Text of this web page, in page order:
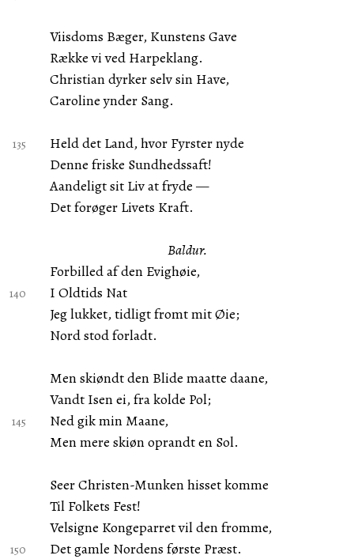
Viisdoms Bæger, Kunstens Gave
Række vi ved Harpeklang.
Christian dyrker selv sin Have,
Caroline ynder Sang.
Held det Land, hvor Fyrster nyde
Denne friske Sundhedssaft!
Aandeligt sit Liv at fryde —
Det forøger Livets Kraft.
Baldur.
Forbilled af den Evighøie,
I Oldtids Nat
Jeg lukket, tidligt fromt mit Øie;
Nord stod forladt.
Men skiøndt den Blide maatte daane,
Vandt Isen ei, fra kolde Pol;
Ned gik min Maane,
Men mere skiøn oprandt en Sol.
Seer Christen-Munken hisset komme
Til Folkets Fest!
Velsigne Kongeparret vil den fromme,
Det gamle Nordens første Præst.